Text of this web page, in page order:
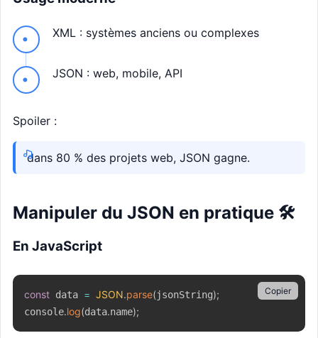
XML : systèmes anciens ou complexes
JSON : web, mobile, API
Spoiler :
dans 80 % des projets web, JSON gagne.
Manipuler du JSON en pratique 🛠️
En JavaScript
const data = JSON.parse(jsonString);
console.log(data.name);
Copier